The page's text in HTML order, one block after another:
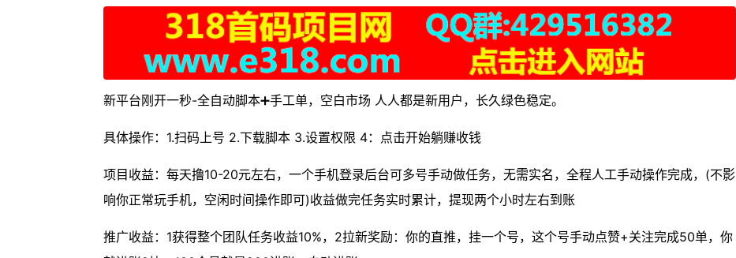
新平台刚开一秒-全自动脚本➕手工单，空白市场 人人都是新用户，长久绿色稳定。
具体操作：1.扫码上号 2.下载脚本 3.设置权限 4：点击开始躺赚收钱
项目收益：每天撸10-20元左右，一个手机登录后台可多号手动做任务，无需实名，全程人工手动操作完成，(不影
响你正常玩手机，空闲时间操作即可)收益做完任务实时累计，提现两个小时左右到账
推广收益：1获得整个团队任务收益10%，2拉新奖励：你的直推，挂一个号，这个号手动点赞+关注完成50单，你